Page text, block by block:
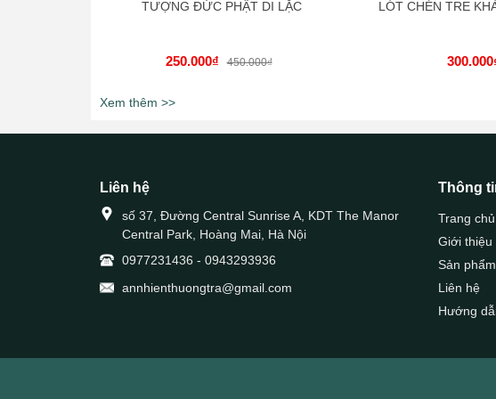
TƯỢNG ĐỨC PHẬT DI LẶC
250.000₫ 450.000₫
LÓT CHÉN TRE
Xem thêm >>
Liên hệ
số 37, Đường Central Sunrise A, KDT The Manor
Central Park, Hoàng Mai, Hà Nội
0977231436 - 0943293936
annhienthuongtra@gmail.com
Thông
Trang chủ
Giới thiệu
Sản phẩm
Liên hệ
Hướng